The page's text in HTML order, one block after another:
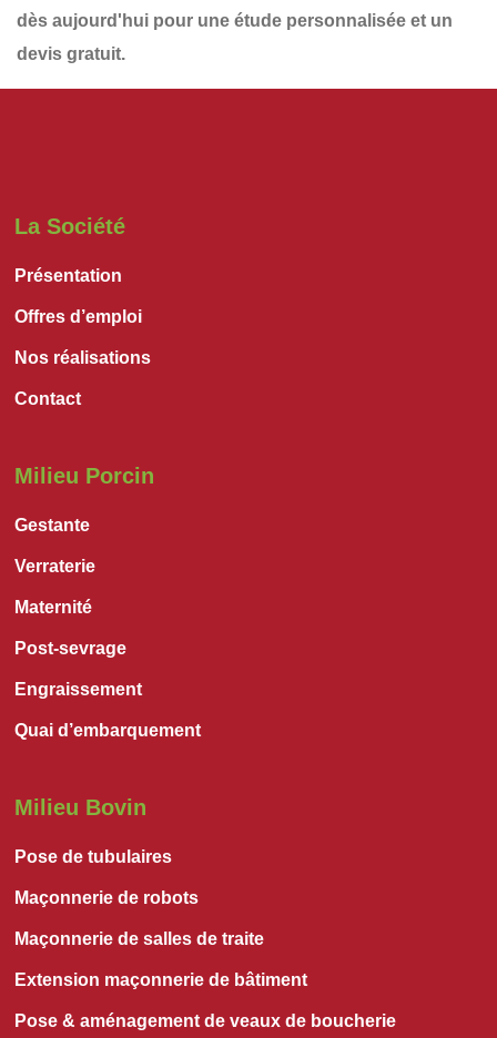
dès aujourd'hui pour une étude personnalisée et un
devis gratuit.
La Société
Présentation
Offres d’emploi
Nos réalisations
Contact
Milieu Porcin
Gestante
Verraterie
Maternité
Post-sevrage
Engraissement
Quai d’embarquement
Milieu Bovin
Pose de tubulaires
Maçonnerie de robots
Maçonnerie de salles de traite
Extension maçonnerie de bâtiment
Pose & aménagement de veaux de boucherie